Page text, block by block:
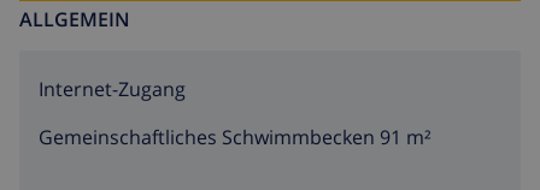
ALLGEMEIN
Internet-Zugang
Gemeinschaftliches Schwimmbecken 91 m²